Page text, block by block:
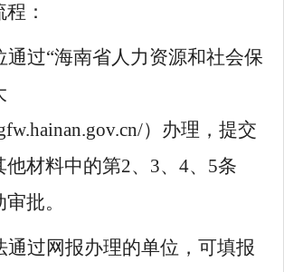
：
通过“海南省人力资源和社会保
）办理，提交
材料中的第2、3、4、5条
批。
通过网报办理的单位，可填报